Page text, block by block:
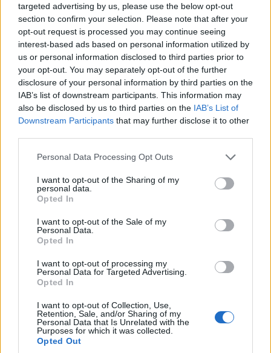
targeted advertising by us, please use the below opt-out
section to confirm your selection. Please note that after your
opt-out request is processed you may continue seeing
interest-based ads based on personal information utilized by
us or personal information disclosed to third parties prior to
your opt-out. You may separately opt-out of the further
disclosure of your personal information by third parties on the
IAB’s list of downstream participants. This information may
also be disclosed by us to third parties on the IAB’s List of
Downstream Participants that may further disclose it to other
Please note that this website/app uses one or more Google
not limited to your visit or usage behaviour. You may click to
grant or deny consent to Google and its third-party tags to
use your data for below specified purposes in below Google
consent section.
Personal Data Processing Opt Outs
I want to opt-out of the Sharing of my
personal data.
Opted In
I want to opt-out of the Sale of my
Personal Data.
Opted In
I want to opt-out of processing my
Personal Data for Targeted Advertising.
Opted In
I want to opt-out of Collection, Use,
Retention, Sale, and/or Sharing of my
Personal Data that Is Unrelated with the
Purposes for which it was collected.
Opted Out
την αντίθεσή της στη
χρήση μάσκας:
“Κρατικοδίαιτοι
τηλεγιατροί” (VIDEO)
9 Οκτωβρίου 2020, 10:32 πμ
σε "Πολιτική"
ηθικό πλεονέκτημα με την
Novartis»
5 Ιανουαρίου 2019, 5:41 μμ
σε "Τοπική Επικαιρότητα"
Τι λέει η πρ. Βουλευτής
Ραχηλ Μακρή για τα όσα
περνάει ο Καμμενος
10 Φεβρουαρίου 2019, 8:23 μμ
σε "Πολιτική"
Ακολουθήστε μας στο Google News
και μάθετε πρώτοι όλες τις ειδήσεις!